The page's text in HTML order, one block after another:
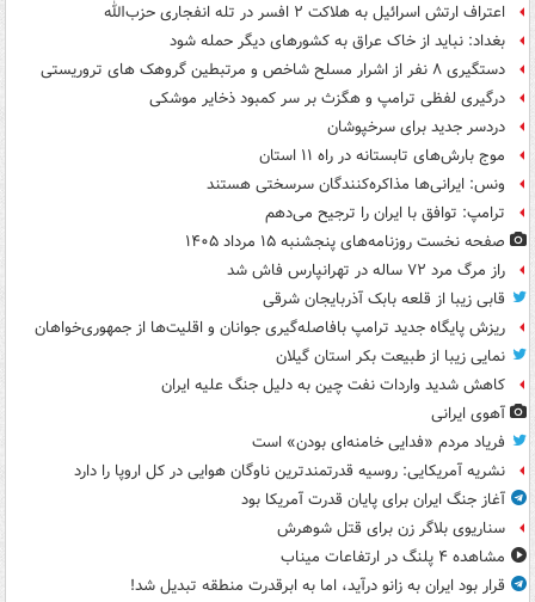
اعتراف ارتش اسرائیل به هلاکت ۲ افسر در تله انفجاری حزب‌الله
بغداد: نباید از خاک عراق به کشورهای دیگر حمله شود
دستگیری ۸ نفر از اشرار مسلح شاخص و مرتبطین گروهک های تروریستی
درگیری لفظی ترامپ و هگزث بر سر کمبود ذخایر موشکی
دردسر جدید برای سرخپوشان
موج بارش‌های تابستانه در راه ۱۱ استان
ونس: ایرانی‌ها مذاکره‌کنندگان سرسختی هستند
ترامپ: توافق با ایران را ترجیح می‌دهم
صفحه نخست روزنامه‌های پنجشنبه ۱۵ مرداد ۱۴۰۵
راز مرگ مرد ۷۲ ساله در تهرانپارس فاش شد
قابی زیبا از قلعه بابک آذربایجان شرقی
ریزش پایگاه جدید ترامپ بافاصله‌گیری جوانان و اقلیت‌ها از جمهوری‌خواهان
نمایی زیبا از طبیعت بکر استان گیلان
کاهش شدید واردات نفت چین به دلیل جنگ علیه ایران
آهوی ایرانی
فریاد مردم «فدایی خامنه‌ای بودن» است
نشریه آمریکایی: روسیه قدرتمندترین ناوگان هوایی در کل اروپا را دارد
آغاز جنگ ایران برای پایان قدرت آمریکا بود
سناریوی بلاگر زن برای قتل شوهرش
مشاهده ۴ پلنگ در ارتفاعات میناب
قرار بود ایران به زانو درآید، اما به ابرقدرت منطقه تبدیل شد!